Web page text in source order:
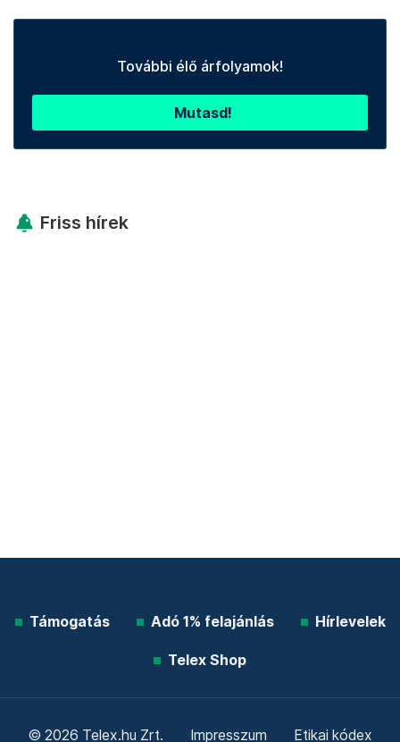
További élő árfolyamok!
Mutasd!
Friss hírek
Támogatás Adó 1% felajánlás Hírlevelek
Telex Shop
© 2026 Telex.hu Zrt. Impresszum Etikai kódex